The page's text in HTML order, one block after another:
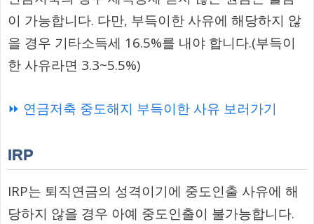
이 가능합니다. 다만, 부득이한 사유에 해당하지 않
을 경우 기타소득세 16.5%를 내야 합니다.(부득이
한 사유라면 3.3~5.5%)
⏩ 연금저축 중도해지 부득이한 사유 보러가기
IRP
IRP는 퇴직연금의 성격이기에 중도인출 사유에 해
당하지 않을 경우 아예 중도인출이 불가능합니다.